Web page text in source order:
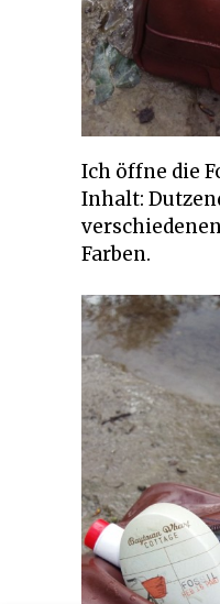
Ich öffne die
Inhalt:
Farben.